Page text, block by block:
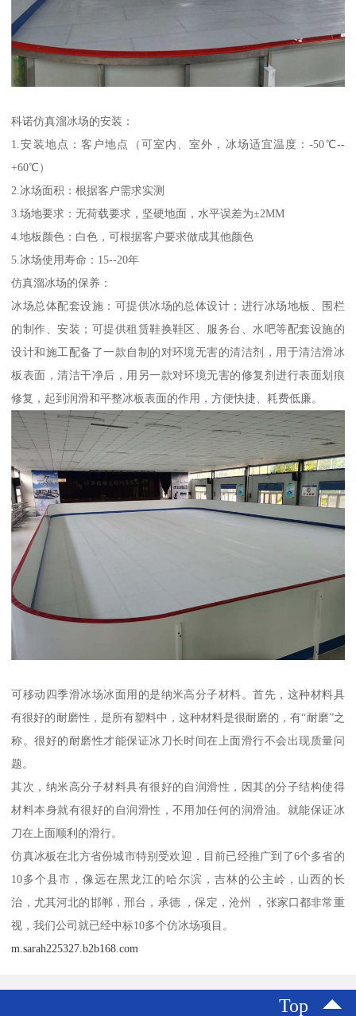
科诺仿真溜冰场的安装：
1.安装地点：客户地点（可室内、室外，冰场适宜温度：-50℃--
+60℃）
2.冰场面积：根据客户需求实测
3.场地要求：无荷载要求，坚硬地面，水平误差为±2MM
4.地板颜色：白色，可根据客户要求做成其他颜色
5.冰场使用寿命：15--20年
仿真溜冰场的保养：
冰场总体配套设施：可提供冰场的总体设计；进行冰场地板、围栏
的制作、安装；可提供租赁鞋换鞋区、服务台、水吧等配套设施的
设计和施工配备了一款自制的对环境无害的清洁剂，用于清洁滑冰
板表面，清洁干净后，用另一款对环境无害的修复剂进行表面划痕
修复，起到润滑和平整冰板表面的作用，方便快捷、耗费低廉。
可移动四季滑冰场冰面用的是纳米高分子材料。首先，这种材料具
有很好的耐磨性，是所有塑料中，这种材料是很耐磨的，有“耐磨”之
称。很好的耐磨性才能保证冰刀长时间在上面滑行不会出现质量问
题。
其次，纳米高分子材料具有很好的自润滑性，因其的分子结构使得
材料本身就有很好的自润滑性，不用加任何的润滑油。就能保证冰
刀在上面顺利的滑行。
仿真冰板在北方省份城市特别受欢迎，目前已经推广到了6个多省的
10多个县市，像远在黑龙江的哈尔滨，吉林的公主岭，山西的长
治，尤其河北的邯郸，邢台，承德 ，保定，沧州 ，张家口都非常重
视，我们公司就已经中标10多个仿冰场项目。
m.sarah225327.b2b168.com
Top